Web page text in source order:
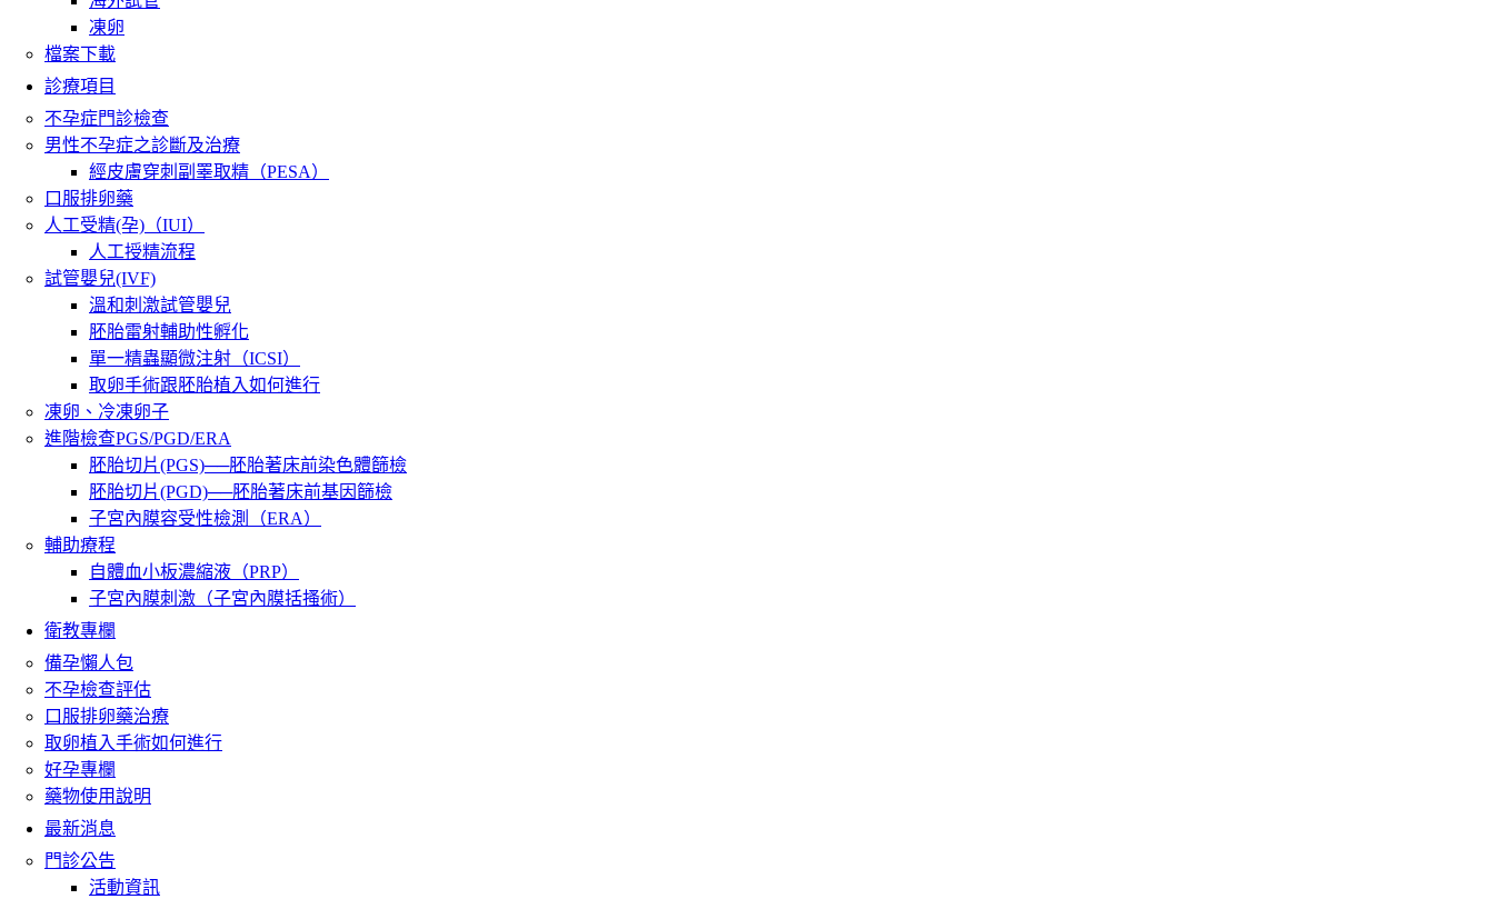
凍卵
檔案下載
診療項目
不孕症門診檢查
男性不孕症之診斷及治療
經皮膚穿刺副睪取精（PESA）
口服排卵藥
人工受精(孕)（IUI）
人工授精流程
試管嬰兒(IVF)
溫和刺激試管嬰兒
胚胎雷射輔助性孵化
單一精蟲顯微注射（ICSI）
取卵手術跟胚胎植入如何進行
凍卵、冷凍卵子
進階檢查PGS/PGD/ERA
胚胎切片(PGS)──胚胎著床前染色體篩檢
胚胎切片(PGD)──胚胎著床前基因篩檢
子宮內膜容受性檢測（ERA）
輔助療程
自體血小板濃縮液（PRP）
子宮內膜刺激（子宮內膜括搔術）
衛教專欄
備孕懶人包
不孕檢查評估
口服排卵藥治療
取卵植入手術如何進行
好孕專欄
藥物使用說明
最新消息
門診公告
活動資訊